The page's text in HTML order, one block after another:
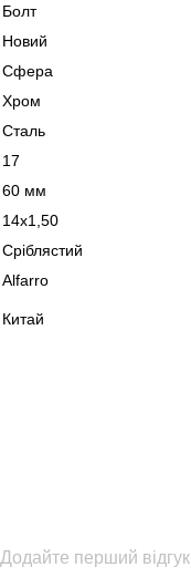
Болт
Новий
Сфера
Хром
Сталь
17
60 мм
14x1,50
Сріблястий
Alfarro
Китай
Додайте перший відгук